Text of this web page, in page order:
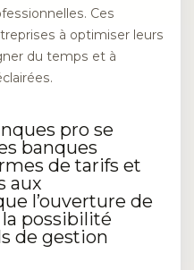
Ces
à optimiser leurs
du temps et à
pro se
banques
de tarifs et
aux
l’ouverture de
possibilité
de gestion